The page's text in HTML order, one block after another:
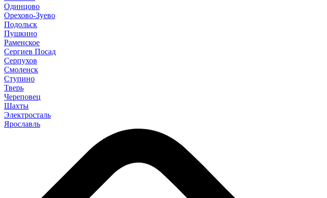
Одинцово
Орехово-Зуево
Подольск
Пушкино
Раменское
Сергиев Посад
Серпухов
Смоленск
Ступино
Тверь
Череповец
Шахты
Электросталь
Ярославль